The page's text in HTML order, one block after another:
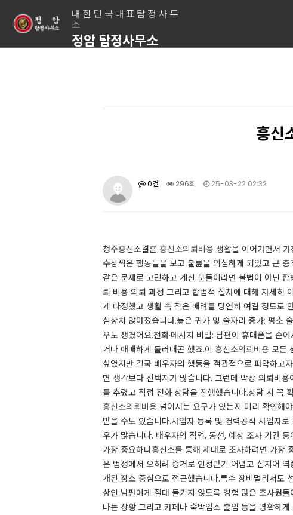
대한민국대표탐정사무
소
정암 탐정사무소
흥신
0건 296회 25-03-22 02:32
청주흥신소​결혼 흥신소의뢰비용 생활을 이어가면서
수상쩍은 행동들을 보고 불륜을 의심하게 되었고 큰
같은 문제로 고민하고 계신 분들이라면 불법이 아닌
뢰 비용 의뢰 과정 그리고 합법적 절차에 대해 자세히
게 다정했고 생활 속 작은 배려를 당연히 여길 정도로
심상치 않아졌습니다.​늦은 귀가 및 술자리 증가: 평소
우도 생겼어요.전화·메시지 비밀: 남편이 휴대폰을 손
거나 애매하게 둘러대곤 했죠.​이 흥신소의뢰비용 모든
싶었지만 결국 배우자의 행동을 객관적으로 파악하고
면 생각보다 선택지가 많습니다. 그런데 막상 의뢰비
를 추렸고 직접 전화 상담을 진행했습니다.​상담 시 꼭
흥신소의뢰비용 넘어서는 요구가 있는지 미리 확인해
받을 수도 있습니다.사업자 등록 및 경력공식 사업자
우가 많습니다. 배우자의 직업, 동선, 예상 조사 기간
가장 중요하다흥신소를 통해 제대로 조사하려면 가장
은 법정에서 오히려 증거로 인정받기 어렵고 심지어
개된 장소 중심으로 접근했습니다.특수 장비멀리서도
상인 남편에게 절대 들키지 않도록 경험 많은 조사원
나는 상황 그리고 카페나 숙박업소 출입 등을 명확하